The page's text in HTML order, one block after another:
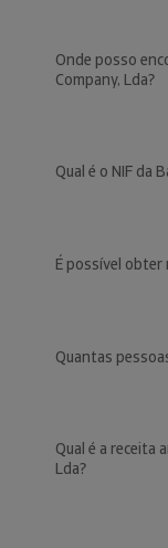
Onde posso
Company, Lda?
Qual é o NIF da
É possível obter
Quantas
Qual é a receita
Lda?